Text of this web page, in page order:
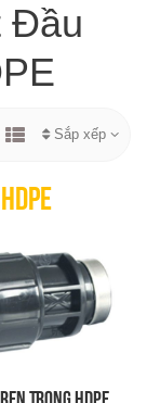
Đầu
Sắp xếp